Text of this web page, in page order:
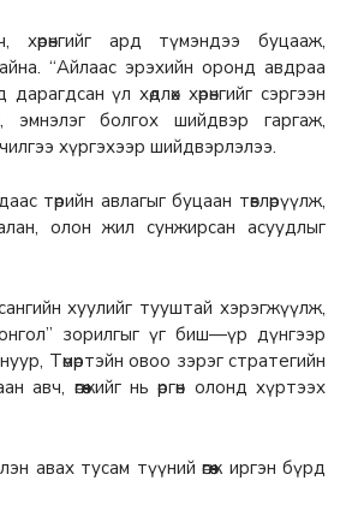
хөрөнгийг ард түмэндээ буцааж,
“Айлаас эрэхийн оронд авдраа
үл хөдлөх хөрөнгийг сэргээн
эмнэлэг болгох шийдвэр гаргаж,
хүргэхээр шийдвэрлэлээ.
төрийн авлагыг буцаан төвлөрүүлж,
олон жил сунжирсан асуудлыг
хуулийг тууштай хэрэгжүүлж,
зорилгыг үг биш—үр дүнгээр
Төмөртэйн овоо зэрэг стратегийн
авч, өгөөжийг нь өргөн олонд хүртээх
авах тусам түүний өгөөж иргэн бүрд